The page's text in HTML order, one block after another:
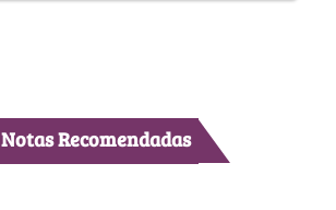
Notas Recomendadas